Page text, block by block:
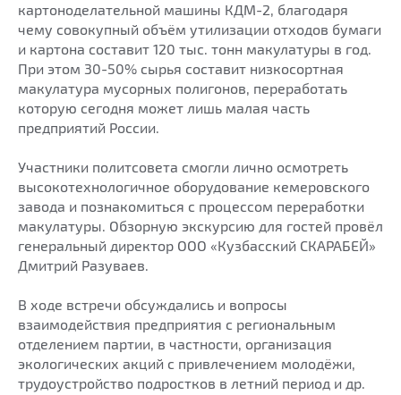
картоноделательной машины КДМ-2, благодаря
чему совокупный объём утилизации отходов бумаги
и картона составит 120 тыс. тонн макулатуры в год.
При этом 30-50% сырья составит низкосортная
макулатура мусорных полигонов, переработать
которую сегодня может лишь малая часть
предприятий России.
Участники политсовета смогли лично осмотреть
высокотехнологичное оборудование кемеровского
завода и познакомиться с процессом переработки
макулатуры. Обзорную экскурсию для гостей провёл
генеральный директор ООО «Кузбасский СКАРАБЕЙ»
Дмитрий Разуваев.
В ходе встречи обсуждались и вопросы
взаимодействия предприятия с региональным
отделением партии, в частности, организация
экологических акций с привлечением молодёжи,
трудоустройство подростков в летний период и др.